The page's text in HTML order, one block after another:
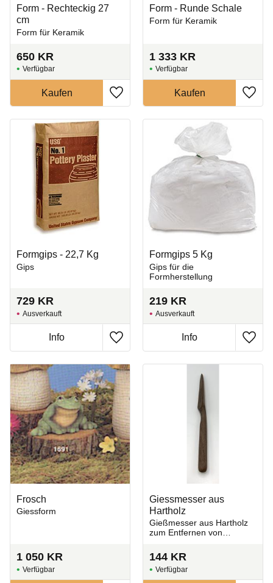
Form - Rechteckig 27
cm
Form für Keramik
650 KR
Zu Favoriten hinzufügen
Form - Runde Schale
Form für Keramik
1 333 KR
Zu
Formgips - 22,7 Kg
Gips
729 KR
Zu Favoriten hinzufügen
Ausverkauft
Formgips 5 Kg
Gips für die
Formherstellung
219 KR
Zu
Ausverkauft
Frosch
Giessform
1 050 KR
Giessmesser aus
Hartholz
​Gießmesser aus Hartholz
zum Entfernen von
Gipsformen.
144 KR